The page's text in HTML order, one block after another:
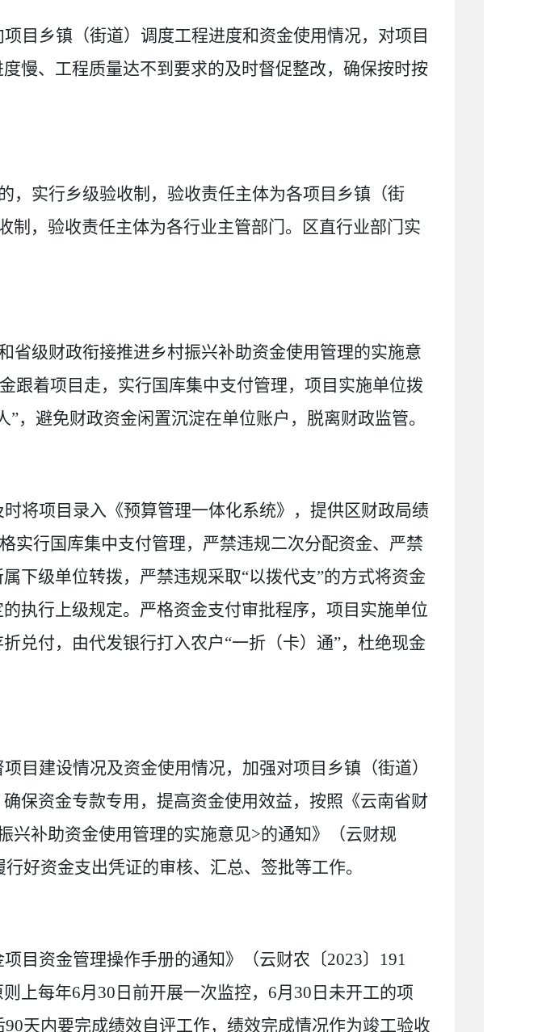
项目乡镇（街道） 调度工程进度和资金使用情况， 对项目
慢、 工程质量达不到要求的及时督促整改，确保按时按
，实行乡级验收制，验收责任主体为各项目乡镇（街
制，验收责任主体为各行业主管部门。区直行业部门实
省级财政衔接推进乡村振兴补助资金使用管理的实施意
跟着项目走，实行国库集中支付管理，项目实施单位拨
”，避免财政资金闲置沉淀在单位账户，脱离财政监管。
将项目录入《预算管理一体化系统》，提供区财政局绩
实行国库集中支付管理， 严禁违规二次分配资金、严禁
下级单位转拨，严禁违规采取“以拨代支”的方式将资金
执行上级规定。严格资金支付审批程序， 项目实施单位
兑付，由代发银行打入农户“一折 （卡） 通”，杜绝现金
目建设情况及资金使用情况，加强对项目乡镇 （街道）
保资金专款专用，提高资金使用效益，按照 《云南省财
兴补助资金使用管理的实施意见>的通知》（云财规
行好资金支出凭证的审核、汇总、 签批等工作。
目资金管理操作手册的通知》（云财农 〔2023〕 191
上每年6月 30 日前开展一次监控， 6月 30 日未开工的项
90天内要完成绩效自评工作，绩效完成情况作为竣工验收